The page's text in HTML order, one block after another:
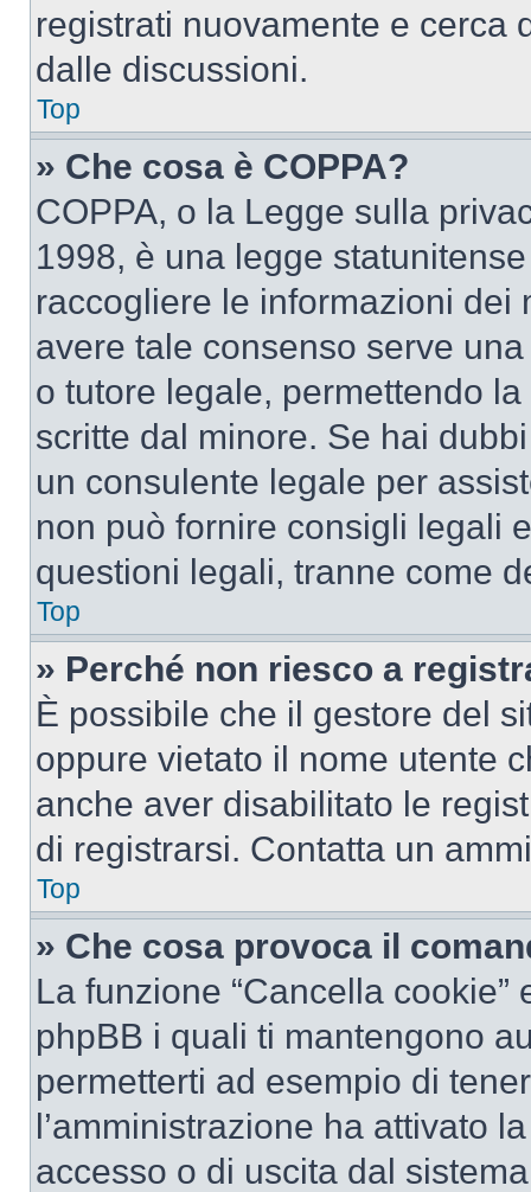
registrati nuovamente e cerca
dalle discussioni.
Top
» Che cosa è COPPA?
COPPA, o la Legge sulla
1998, è una legge
raccogliere le informazioni dei
avere tale consenso serve
o tutore legale, permettendo
scritte dal minore. Se hai
un consulente legale per
non può fornire consigli legali
questioni legali, tranne come
Top
» Perché non riesco a
È possibile che il gestore del
oppure vietato il nome utente
anche aver disabilitato le
di registrarsi. Contatta un
Top
» Che cosa provoca il
La funzione “Cancella
phpBB i quali ti mantengono
permetterti ad esempio di
l’amministrazione ha attivato
accesso o di uscita dal